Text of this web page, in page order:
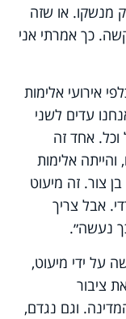
מנשקו. או שזה
כך אמרתי אני
אירועי אלימות
עדים לשני
וכל. אחד זה
אלימות
צור. זה מיעוט
אבל צריך
נעשה״.
על ידי מיעוט,
ציבור
וגם נגדם,